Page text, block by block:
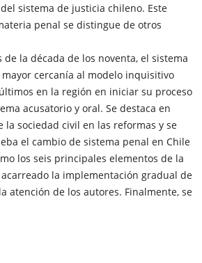
sistema de justicia chileno. Este
penal se distingue de otros
la década de los noventa, el sistema
cercanía al modelo inquisitivo
en la región en iniciar su proceso
acusatorio y oral. Se destaca en
sociedad civil en las reformas y se
el cambio de sistema penal en Chile
los seis principales elementos de la
la implementación gradual de
atención de los autores. Finalmente, se